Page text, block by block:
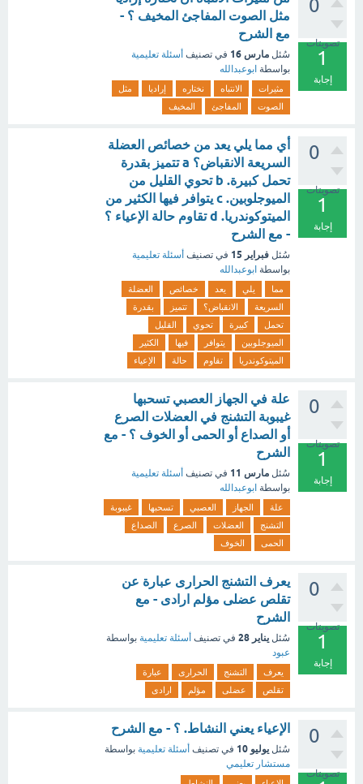
0
تصويتات
1
إجابة
مثل الصوت المفاجئ المخيف ؟ -
مع الشرح
سُئل مارس 16 في تصنيف أسئلة تعليمية
بواسطة ابوعبدالله
مثيرات الانتباه نختاره إراديا
مثل
الصوت
المفاجئ المخيف
0
تصويتات
1
إجابة
أي مما يلي يعد من خصائص العضلة
السريعة الانقباض؟ a تتميز بقدرة
تحمل كبيرة. b تحوي القليل من
الميوجلوبين. c يتوافر فيها الكثير من
الميتوكوندريا. d تقاوم حالة الإعياء ؟
- مع الشرح
سُئل فبراير 15 في تصنيف أسئلة تعليمية
بواسطة ابوعبدالله
مما يلي يعد خصائص
العضلة
السريعة
الانقباض؟ تتميز
بقدرة
تحمل
كبيرة تحوي
القليل
الميوجلوبين
يتوافر فيها
الكثير
الميتوكوندريا
تقاوم حالة الإعياء
0
تصويتات
1
إجابة
علة في الجهاز العصبي تسحبها
غيبوبة التشنج في العضلات الصرع
أو الصداع أو الحمى أو الخوف ؟ - مع
الشرح
سُئل مارس 11 في تصنيف أسئلة تعليمية
بواسطة ابوعبدالله
علة الجهاز العصبي تسحبها
غيبوبة
التشنج
العضلات الصرع
الصداع
الحمى
الخوف
0
تصويتات
1
إجابة
يعرف التشنج الحرارى عبارة عن
تقلص عضلى مؤلم ارادى - مع
الشرح
سُئل يناير 28 في تصنيف أسئلة تعليمية بواسطة
عبود
يعرف التشنج الحرارى
عبارة
تقلص
عضلى مؤلم ارادى
0
تصويتات
الإعياء يعني النشاط. ؟ - مع الشرح
سُئل يوليو 10 في تصنيف أسئلة تعليمية بواسطة
مستشار تعليمي